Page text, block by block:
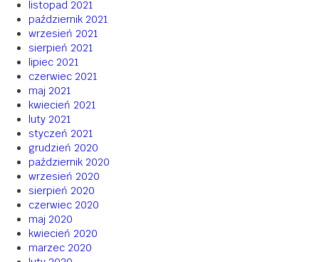
listopad 2021
październik 2021
wrzesień 2021
sierpień 2021
lipiec 2021
czerwiec 2021
maj 2021
kwiecień 2021
luty 2021
styczeń 2021
grudzień 2020
październik 2020
wrzesień 2020
sierpień 2020
czerwiec 2020
maj 2020
kwiecień 2020
marzec 2020